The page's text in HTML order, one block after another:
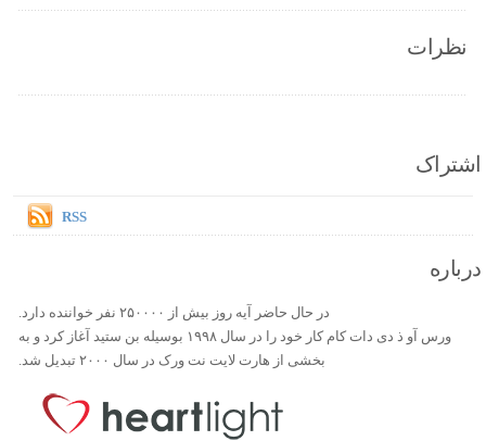
نظرات
اشتراک
RSS
درباره
در حال حاضر آیه روز بیش از ۲۵۰۰۰۰ نفر خواننده دارد.
ورس آو ذ دی دات کام کار خود را در سال ۱۹۹۸ بوسیله بن ستید آغاز کرد و به
بخشی از هارت لایت نت ورک در سال ۲۰۰۰ تبدیل شد.